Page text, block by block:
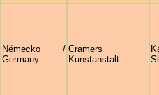
Německo /
Germany
Cramers
Kunstanstalt